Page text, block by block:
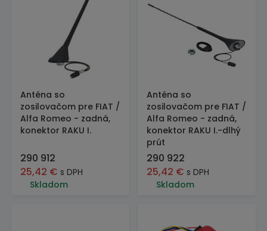
Anténa so
zosilovačom pre FIAT /
Alfa Romeo - zadná,
konektor RAKU I.
290 912
25,42 € s DPH
Skladom
Anténa so
zosilovačom pre FIAT /
Alfa Romeo - zadná,
konektor RAKU I.-dlhý
prút
290 922
25,42 € s DPH
Skladom